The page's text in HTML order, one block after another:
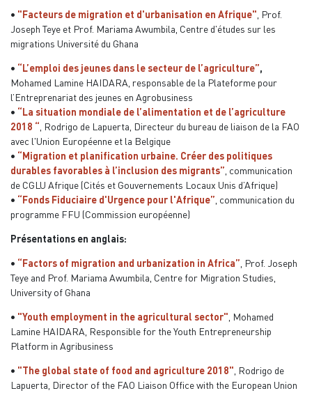
• "Facteurs de migration et d'urbanisation en Afrique" , Prof.
Joseph Teye et Prof. Mariama Awumbila, Centre d'études sur les
migrations Université du Ghana
• “L’emploi des jeunes dans lesecteur de l’agriculture”,
Mohamed Lamine HAIDARA, responsable de la Plateforme pour
l’Entreprenariat des jeunes en Agrobusiness
• “La situation mondiale de l’alimentation et de l’agriculture
2018 “ , Rodrigo de Lapuerta, Directeur du bureau de liaison de la FAO
avec l'Union Européenne et la Belgique
• “Migration et planification urbaine. Créer des politiques
durables favorables à l’inclusion des migrants” , communication
de CGLU Afrique (Cités et Gouvernements Locaux Unis d’Afrique)
• “Fonds Fiduciaire d'Urgence pour l'Afrique” , communication du
programme FFU (Commission européenne)
Présentations en anglais:
• “Factors of migration and urbanization in Africa” , Prof. Joseph
Teye and Prof. Mariama Awumbila, Centre for Migration Studies,
University of Ghana
• "Youth employment in the agricultural sector" , Mohamed
Lamine HAIDARA, Responsible for the Youth Entrepreneurship
Platform in Agribusiness
• "The global state of food and agriculture 2018" , Rodrigo de
Lapuerta, Director of the FAO Liaison Office with the European Union